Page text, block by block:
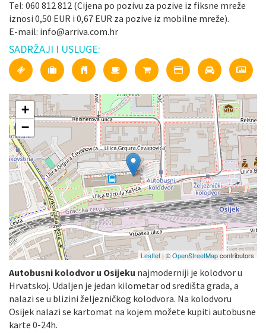
Tel: 060 812 812 (Cijena po pozivu za pozive iz fiksne mreže
iznosi 0,50 EUR i 0,67 EUR za pozive iz mobilne mreže).
E-mail: info@arriva.com.hr
SADRŽAJI I USLUGE:
+
−
Leaflet | ©OpenStreetMapcontributors
Autobusni kolodvor u Osijeku najmoderniji je kolodvor u
Hrvatskoj. Udaljen je jedan kilometar od središta grada, a
nalazi se u blizini željezničkog kolodvora. Na kolodvoru
Osijek nalazi se kartomat na kojem možete kupiti autobusne
karte 0-24h.